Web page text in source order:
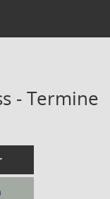
- Termine